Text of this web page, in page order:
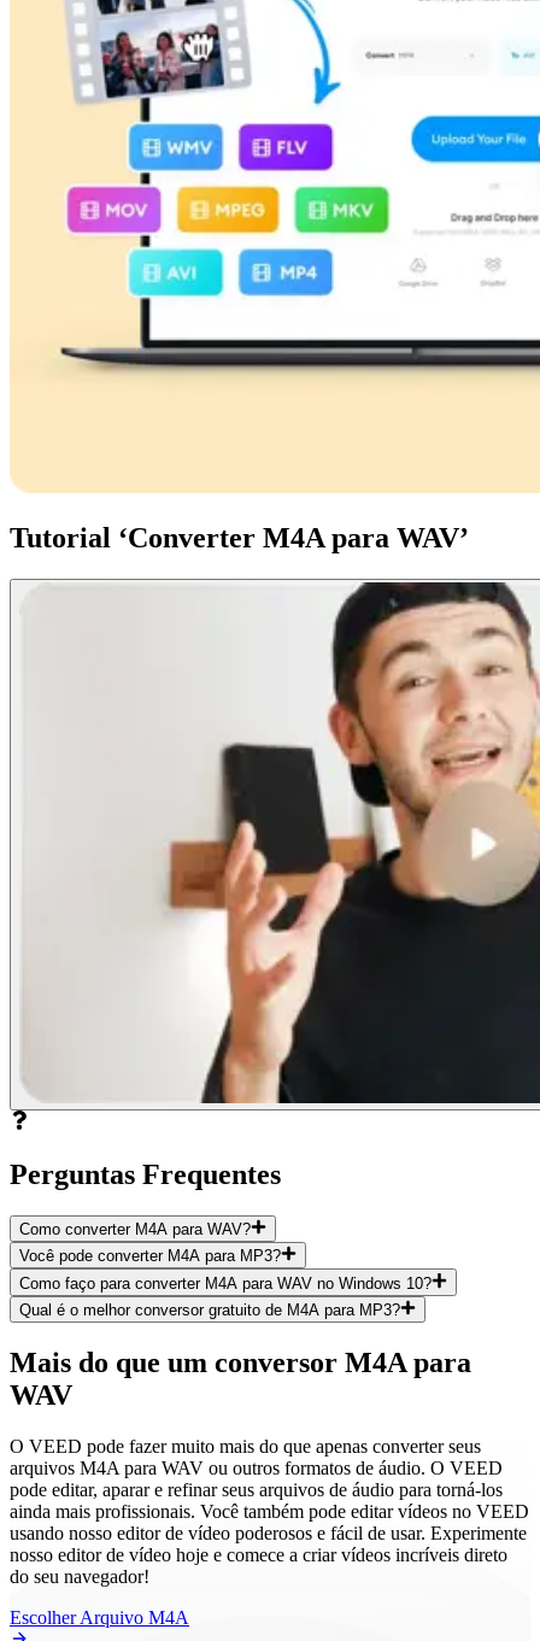
Tutorial ‘Converter M4A para WAV’
Perguntas Frequentes
Como converter M4A para WAV?
Você pode converter M4A para MP3?
Como faço para converter M4A para WAV no Windows 10?
Qual é o melhor conversor gratuito de M4A para MP3?
Mais do que um conversor M4A para
WAV
O VEED pode fazer muito mais do que apenas converter seus
arquivos M4A para WAV ou outros formatos de áudio. O VEED
pode editar, aparar e refinar seus arquivos de áudio para torná-los
ainda mais profissionais. Você também pode editar vídeos no VEED
usando nosso editor de vídeo poderosos e fácil de usar. Experimente
nosso editor de vídeo hoje e comece a criar vídeos incríveis direto
do seu navegador!
Escolher Arquivo M4A